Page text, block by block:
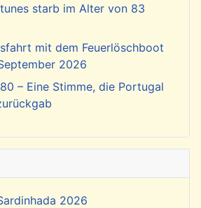
starb im Alter von 83
mit dem Feuerlöschboot
2026
– Eine Stimme, die Portugal
2026